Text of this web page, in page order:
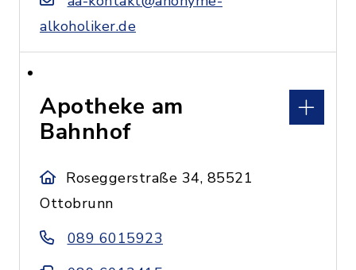
alkoholiker.de
Apotheke am
Bahnhof
Roseggerstraße 34, 85521
Ottobrunn
089 6015923